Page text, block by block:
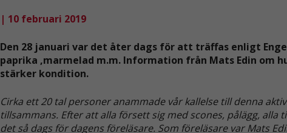
| 10 februari 2019
Den 28 januari var det åter dags för att träffas enligt
paprika ,marmelad m.m. Information från Mats Edin om
stärker kondition.
Cirka ett 20 tal personer anammade vår kallelse till denna
tillsammans. Efter att alla försett sig med scones, pålägg,
det så dags för dagens föreläsare. Som föreläsare var Mats